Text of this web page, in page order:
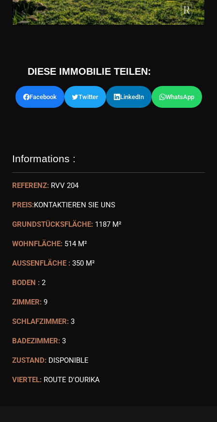
DIESE IMMOBILIE TEILEN:
Facebook Twitter LinkedIn WhatsApp
Informations :
REFERENZ: RVV 204
PREIS:KONTAKTIEREN SIE UNS
GRUNDSTÜCKSFLÄCHE: 1187 M²
WOHNFLÄCHE: 514 M²
AUSSENFLÄCHE : 350 M²
BODEN : 2
ZIMMER: 9
SCHLAFZIMMER: 3
BADEZIMMER: 3
ZUSTAND: DISPONIBLE
VIERTEL: ROUTE D'OURIKA